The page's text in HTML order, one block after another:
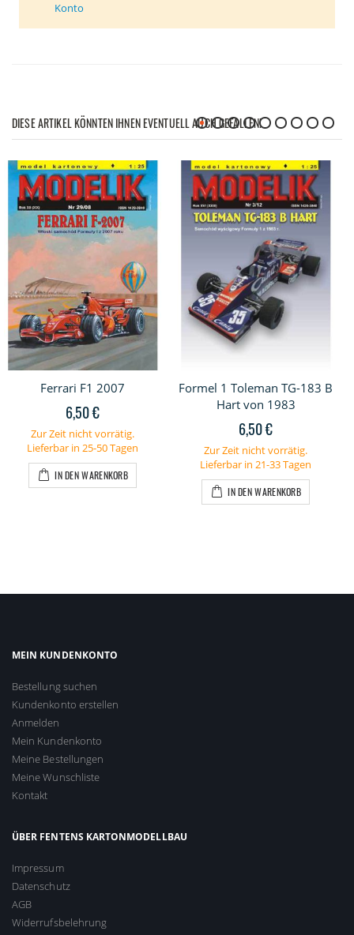
Konto
DIESE ARTIKEL KÖNNTEN IHNEN EVENTUELL AUCH GEFALLEN!
Ferrari F1 2007
6,50 €
Zur Zeit nicht vorrätig.
Lieferbar in 25-50 Tagen
IN DEN WARENKORB
Formel 1 Toleman TG-183 B
Hart von 1983
6,50 €
Zur Zeit nicht vorrätig.
Lieferbar in 21-33 Tagen
IN DEN WARENKORB
MEIN KUNDENKONTO
Bestellung suchen
Kundenkonto erstellen
Anmelden
Mein Kundenkonto
Meine Bestellungen
Meine Wunschliste
Kontakt
ÜBER FENTENS KARTONMODELLBAU
Impressum
Datenschutz
AGB
Widerrufsbelehrung